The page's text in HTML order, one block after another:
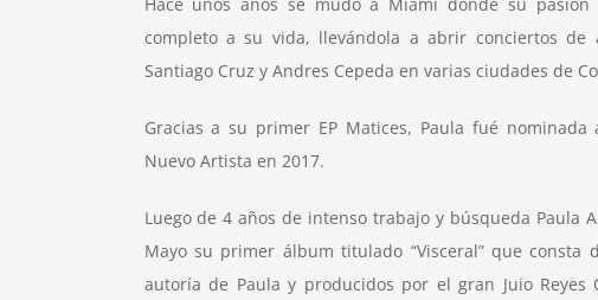
completo a su vida, llevándola a abrir conciertos de
Santiago Cruz y Andres Cepeda en varias ciudades de
Gracias a su primer EP Matices, Paula fué nominada
Nuevo Artista en 2017.
Luego de 4 años de intenso trabajo y búsqueda Paula
Mayo su primer álbum titulado “Visceral” que consta
autoría de Paula y producidos por el gran Juio Reyes